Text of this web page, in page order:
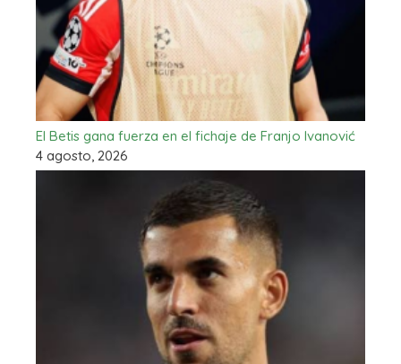
El Betis gana fuerza en el fichaje de Franjo Ivanović
4 agosto, 2026